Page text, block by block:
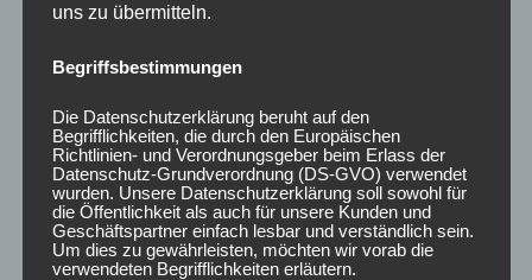
450,00€ *
Bewertet
mit
5
uns zu übermitteln.
Begriffsbestimmungen
Die Datenschutzerklärung beruht auf den
Begrifflichkeiten, die durch den Europäischen
Richtlinien- und Verordnungsgeber beim Erlass der
Datenschutz-Grundverordnung (DS-GVO) verwendet
wurden. Unsere Datenschutzerklärung soll sowohl für
die Öffentlichkeit als auch für unsere Kunden und
Geschäftspartner einfach lesbar und verständlich sein.
Um dies zu gewährleisten, möchten wir vorab die
verwendeten Begrifflichkeiten erläutern.